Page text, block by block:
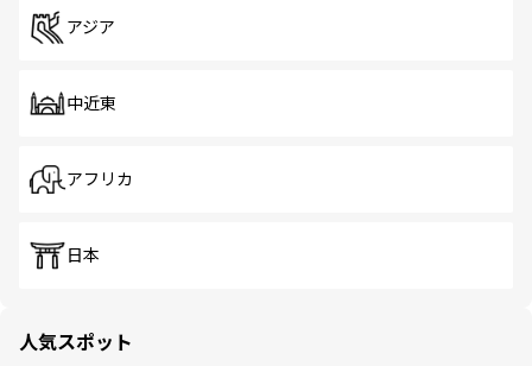
アジア
中近東
アフリカ
日本
人気スポット